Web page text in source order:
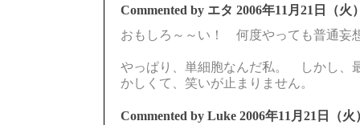
Commented by エタ 2006年11月21日（火
おもしろ～～い！ 何度やっても普通妄
やっぱり、単細胞なんだ私。 しかし、
かしくて、笑いが止まりません。
Commented by Luke 2006年11月21日（火